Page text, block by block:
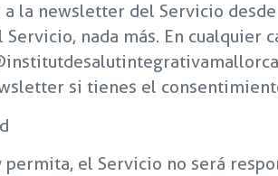
a la newsletter del Servicio
Servicio, nada más. En
si tienes el
permita, el Servicio no será